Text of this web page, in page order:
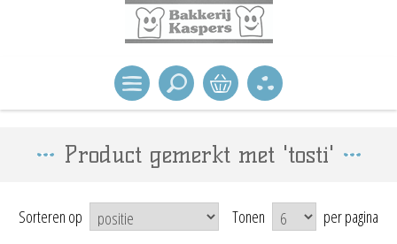
Product gemerkt met 'tosti'
Sorteren op Tonen per pagina